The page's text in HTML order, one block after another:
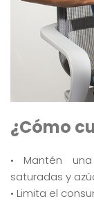
¿Cómo
• Mantén
saturadas y
• Limita el